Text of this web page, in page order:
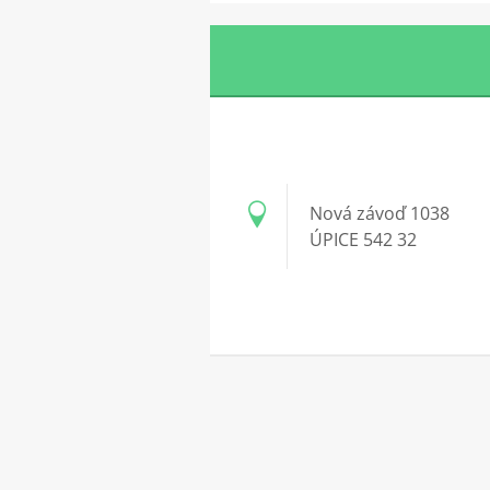
Nová závoď 1038
ÚPICE 542 32